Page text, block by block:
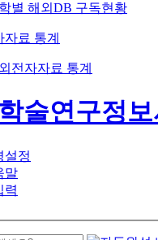
별 해외DB 구독현황
료 통계
전자자료 통계
설정
말
력